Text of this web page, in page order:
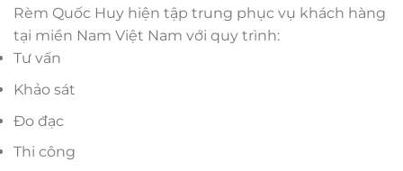
Rèm Quốc Huy hiện tập trung phục vụ khách hàng
tại miền Nam Việt Nam với quy trình:
Tư vấn
Khảo sát
Đo đạc
Thi công